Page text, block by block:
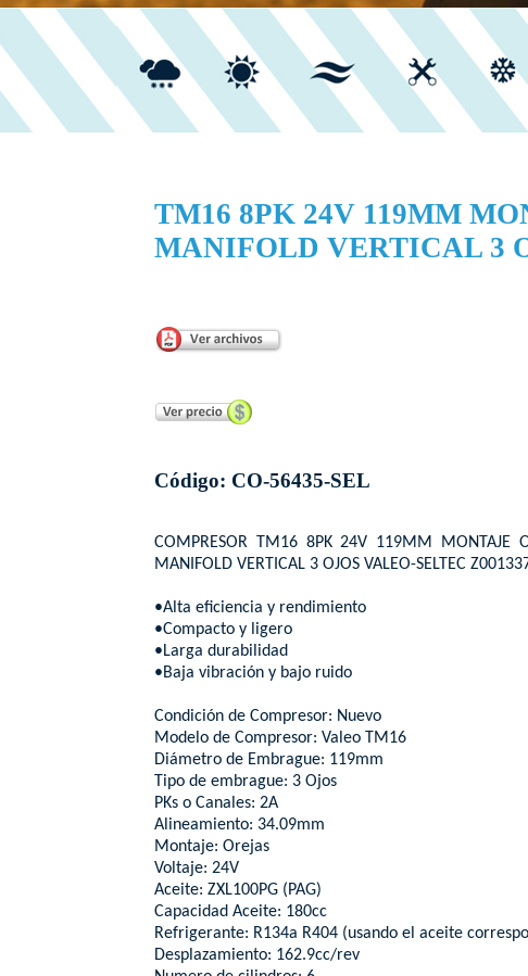
TM16 8PK 24V 119MM
MANIFOLD VERTICAL 3
Código: CO-56435-SEL
COMPRESOR TM16 8PK 24V 119MM MONTAJE
MANIFOLD VERTICAL 3 OJOS VALEO-SELTEC
•Alta eficiencia y rendimiento
•Compacto y ligero
•Larga durabilidad
•Baja vibración y bajo ruido
Condición de Compresor: Nuevo
Modelo de Compresor: Valeo TM16
Diámetro de Embrague: 119mm
Tipo de embrague: 3 Ojos
PKs o Canales: 2A
Alineamiento: 34.09mm
Montaje: Orejas
Voltaje: 24V
Aceite: ZXL100PG (PAG)
Capacidad Aceite: 180cc
Refrigerante: R134a R404 (usando el aceite
Desplazamiento: 162.9cc/rev